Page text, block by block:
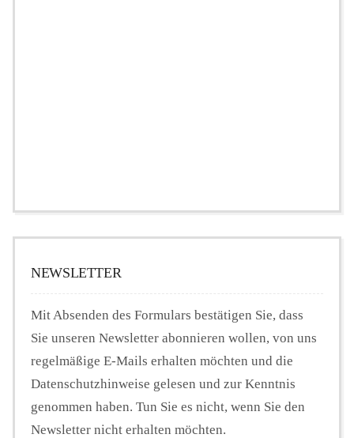
NEWSLETTER
Mit Absenden des Formulars bestätigen Sie, dass
Sie unseren Newsletter abonnieren wollen, von uns
regelmäßige E-Mails erhalten möchten und die
Datenschutzhinweise gelesen und zur Kenntnis
genommen haben. Tun Sie es nicht, wenn Sie den
Newsletter nicht erhalten möchten.